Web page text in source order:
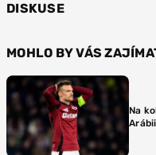
DISKUSE
MOHLO BY VÁS
Na